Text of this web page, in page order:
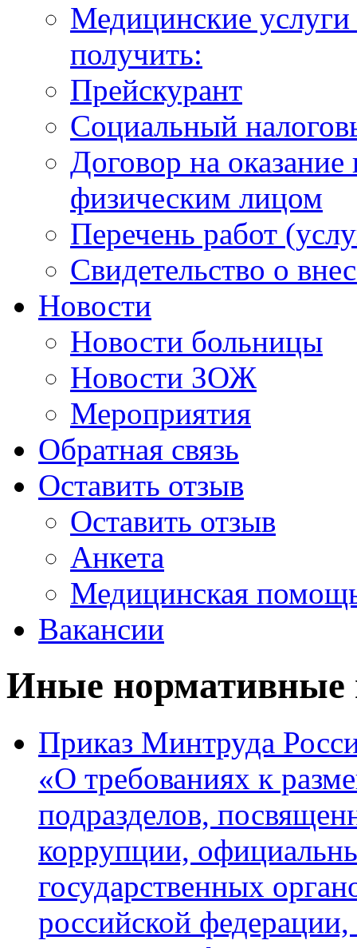
Медицинские
получить:
Прейскурант
Социальный
Договор на
физическим лицом
Перечень работ
Свидетельство о
Новости
Новости больницы
Новости ЗОЖ
Мероприятия
Обратная связь
Оставить отзыв
Оставить отзыв
Анкета
Медицинская
Вакансии
Иные нормативные
Приказ Минтруда
«О требованиях к
подразделов,
коррупции,
государственных
российской